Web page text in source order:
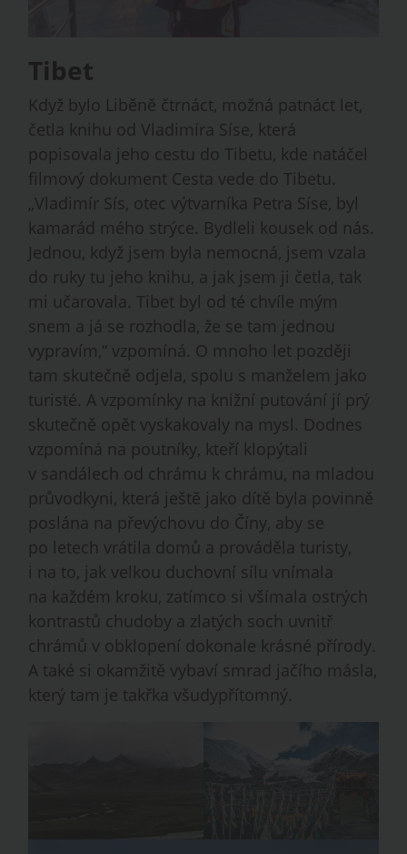
Tibet
Když bylo Liběně čtrnáct, možná patnáct let,
četla knihu od Vladimíra Síse, která
popisovala jeho cestu do Tibetu, kde natáčel
filmový dokument Cesta vede do Tibetu.
„Vladimír Sís, otec výtvarníka Petra Síse, byl
kamarád mého strýce. Bydleli kousek od nás.
Jednou, když jsem byla nemocná, jsem vzala
do ruky tu jeho knihu, a jak jsem ji četla, tak
mi učarovala. Tibet byl od té chvíle mým
snem a já se rozhodla, že se tam jednou
vypravím,“ vzpomíná. O mnoho let později
tam skutečně odjela, spolu s manželem jako
turisté. A vzpomínky na knižní putování jí prý
skutečně opět vyskakovaly na mysl. Dodnes
vzpomíná na poutníky, kteří klopýtali
v sandálech od chrámu k chrámu, na mladou
průvodkyni, která ještě jako dítě byla povinně
poslána na převýchovu do Číny, aby se
po letech vrátila domů a prováděla turisty,
i na to, jak velkou duchovní sílu vnímala
na každém kroku, zatímco si všímala ostrých
kontrastů chudoby a zlatých soch uvnitř
chrámů v obklopení dokonale krásné přírody.
A také si okamžitě vybaví smrad jačího másla,
který tam je takřka všudypřítomný.